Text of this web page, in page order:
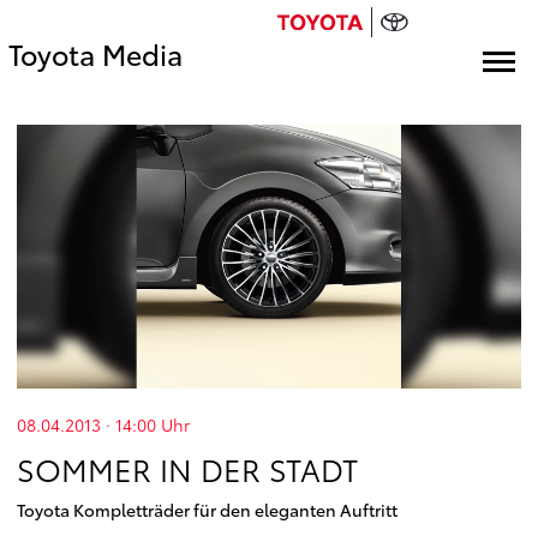
Toyota Media
08.04.2013 · 14:00 Uhr
SOMMER IN DER STADT
Toyota Kompletträder für den eleganten Auftritt